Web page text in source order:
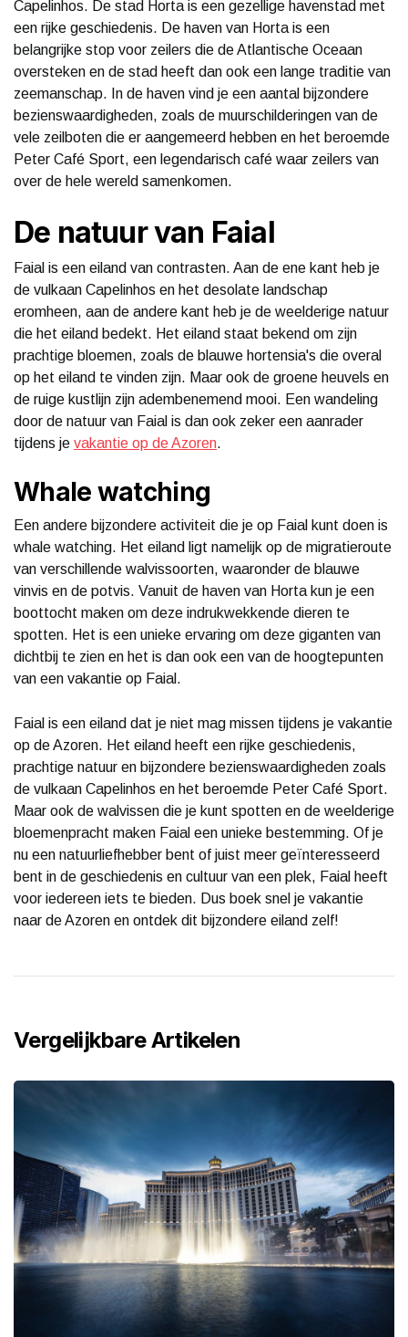
Capelinhos. De stad Horta is een gezellige havenstad met
een rijke geschiedenis. De haven van Horta is een
belangrijke stop voor zeilers die de Atlantische Oceaan
oversteken en de stad heeft dan ook een lange traditie van
zeemanschap. In de haven vind je een aantal bijzondere
bezienswaardigheden, zoals de muurschilderingen van de
vele zeilboten die er aangemeerd hebben en het beroemde
Peter Café Sport, een legendarisch café waar zeilers van
over de hele wereld samenkomen.
De natuur van Faial
Faial is een eiland van contrasten. Aan de ene kant heb je
de vulkaan Capelinhos en het desolate landschap
eromheen, aan de andere kant heb je de weelderige natuur
die het eiland bedekt. Het eiland staat bekend om zijn
prachtige bloemen, zoals de blauwe hortensia's die overal
op het eiland te vinden zijn. Maar ook de groene heuvels en
de ruige kustlijn zijn adembenemend mooi. Een wandeling
door de natuur van Faial is dan ook zeker een aanrader
tijdens je vakantie op de Azoren.
Whale watching
Een andere bijzondere activiteit die je op Faial kunt doen is
whale watching. Het eiland ligt namelijk op de migratieroute
van verschillende walvissoorten, waaronder de blauwe
vinvis en de potvis. Vanuit de haven van Horta kun je een
boottocht maken om deze indrukwekkende dieren te
spotten. Het is een unieke ervaring om deze giganten van
dichtbij te zien en het is dan ook een van de hoogtepunten
van een vakantie op Faial.
Faial is een eiland dat je niet mag missen tijdens je vakantie
op de Azoren. Het eiland heeft een rijke geschiedenis,
prachtige natuur en bijzondere bezienswaardigheden zoals
de vulkaan Capelinhos en het beroemde Peter Café Sport.
Maar ook de walvissen die je kunt spotten en de weelderige
bloemenpracht maken Faial een unieke bestemming. Of je
nu een natuurliefhebber bent of juist meer geïnteresseerd
bent in de geschiedenis en cultuur van een plek, Faial heeft
voor iedereen iets te bieden. Dus boek snel je vakantie
naar de Azoren en ontdek dit bijzondere eiland zelf!
Vergelijkbare Artikelen